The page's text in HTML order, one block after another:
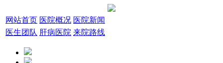
网站首页 医院概况 医院新闻
医生团队 肝病医院 来院路线